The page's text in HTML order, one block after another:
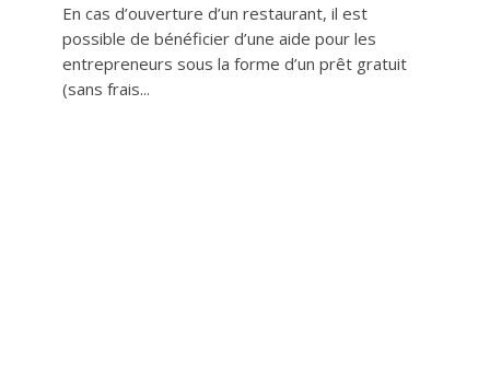
En cas d’ouverture d’un restaurant, il est
possible de bénéficier d’une aide pour les
entrepreneurs sous la forme d’un prêt gratuit
(sans frais...